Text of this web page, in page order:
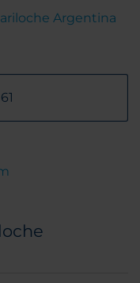
Argentina